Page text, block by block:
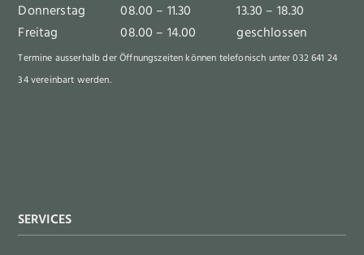
Donnerstag
08.00 – 11.30
13.30 – 18.30
Freitag
08.00 – 14.00 geschlossen
Termine ausserhalb der Öffnungszeiten können telefonisch unter 032 641 24
34 vereinbart werden.
SERVICES